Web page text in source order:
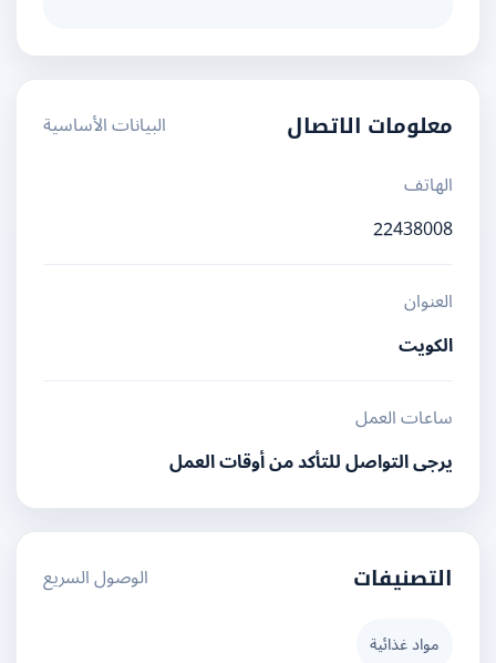
معلومات الاتصال
البيانات الأساسية
الهاتف
22438008
العنوان
الكويت
ساعات العمل
يرجى التواصل للتأكد من أوقات العمل
التصنيفات الوصول السريع
مواد غذائية